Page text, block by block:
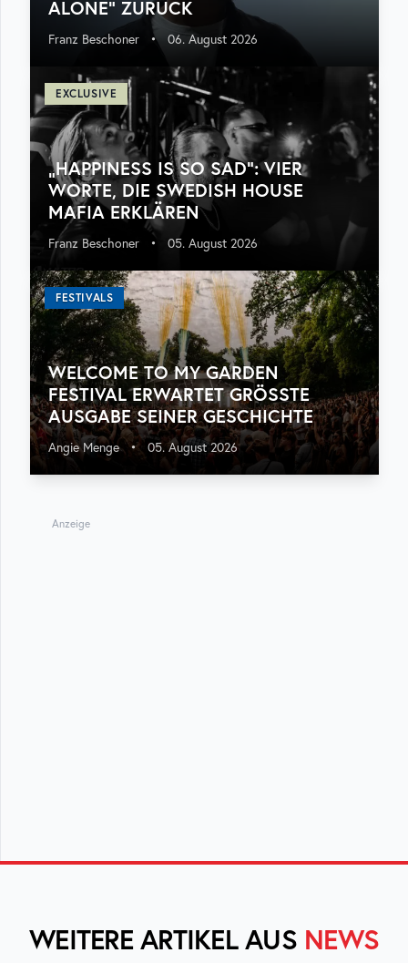
ALONE“ ZURÜCK
Franz Beschoner • 06. August 2026
EXCLUSIVE
„HAPPINESS IS SO SAD“: VIER
WORTE, DIE SWEDISH HOUSE
MAFIA ERKLÄREN
Franz Beschoner • 05. August 2026
FESTIVALS
WELCOME TO MY GARDEN
FESTIVAL ERWARTET GRÖSSTE A
USGABE SEINER GESCHICHTE
Angie Menge • 05. August 2026
Anzeige
WEITERE ARTIKEL AUS NEWS